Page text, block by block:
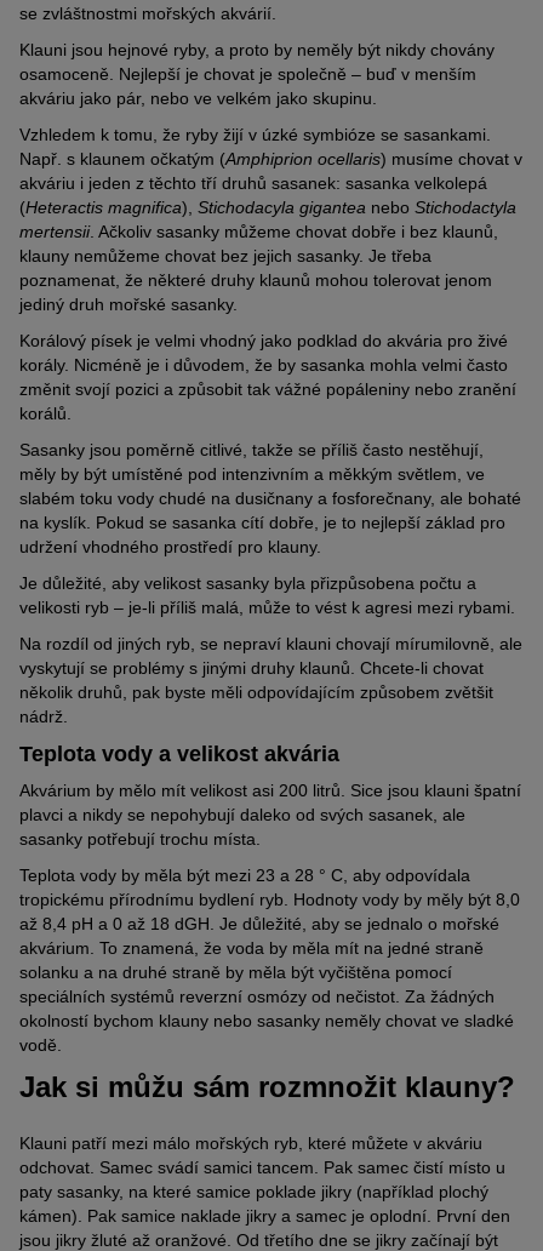
se zvláštnostmi mořských akvárií.
Klauni jsou hejnové ryby, a proto by neměly být nikdy chovány
osamoceně. Nejlepší je chovat je společně – buď v menším
akváriu jako pár, nebo ve velkém jako skupinu.
Vzhledem k tomu, že ryby žijí v úzké symbióze se sasankami.
Např. s klaunem očkatým (Amphiprion ocellaris) musíme chovat v
akváriu i jeden z těchto tří druhů sasanek: sasanka velkolepá
(Heteractis magnifica), Stichodacyla gigantea nebo Stichodactyla
mertensii. Ačkoliv sasanky můžeme chovat dobře i bez klaunů,
klauny nemůžeme chovat bez jejich sasanky. Je třeba
poznamenat, že některé druhy klaunů mohou tolerovat jenom
jediný druh mořské sasanky.
Korálový písek je velmi vhodný jako podklad do akvária pro živé
korály. Nicméně je i důvodem, že by sasanka mohla velmi často
změnit svojí pozici a způsobit tak vážné popáleniny nebo zranění
korálů.
Sasanky jsou poměrně citlivé, takže se příliš často nestěhují,
měly by být umístěné pod intenzivním a měkkým světlem, ve
slabém toku vody chudé na dusičnany a fosforečnany, ale bohaté
na kyslík. Pokud se sasanka cítí dobře, je to nejlepší základ pro
udržení vhodného prostředí pro klauny.
Je důležité, aby velikost sasanky byla přizpůsobena počtu a
velikosti ryb – je-li příliš malá, může to vést k agresi mezi rybami.
Na rozdíl od jiných ryb, se nepraví klauni chovají mírumilovně, ale
vyskytují se problémy s jinými druhy klaunů. Chcete-li chovat
několik druhů, pak byste měli odpovídajícím způsobem zvětšit
nádrž.
Teplota vody a velikost akvária
Akvárium by mělo mít velikost asi 200 litrů. Sice jsou klauni špatní
plavci a nikdy se nepohybují daleko od svých sasanek, ale
sasanky potřebují trochu místa.
Teplota vody by měla být mezi 23 a 28 ° C, aby odpovídala
tropickému přírodnímu bydlení ryb. Hodnoty vody by měly být 8,0
až 8,4 pH a 0 až 18 dGH. Je důležité, aby se jednalo o mořské
akvárium. To znamená, že voda by měla mít na jedné straně
solanku a na druhé straně by měla být vyčištěna pomocí
speciálních systémů reverzní osmózy od nečistot. Za žádných
okolností bychom klauny nebo sasanky neměly chovat ve sladké
vodě.
Jak si můžu sám rozmnožit klauny?
Klauni patří mezi málo mořských ryb, které můžete v akváriu
odchovat. Samec svádí samici tancem. Pak samec čistí místo u
paty sasanky, na které samice poklade jikry (například plochý
kámen). Pak samice naklade jikry a samec je oplodní. První den
jsou jikry žluté až oranžové. Od třetího dne se jikry začínají být